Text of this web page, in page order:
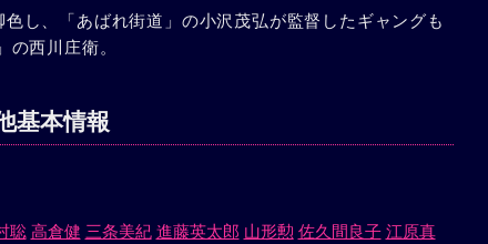
し、「あばれ街道」の小沢茂弘が監督したギャングも
西川庄衛。
基本情報
聡 高倉健 三条美紀 進藤英太郎 山形勲 佐久間良子 江原真